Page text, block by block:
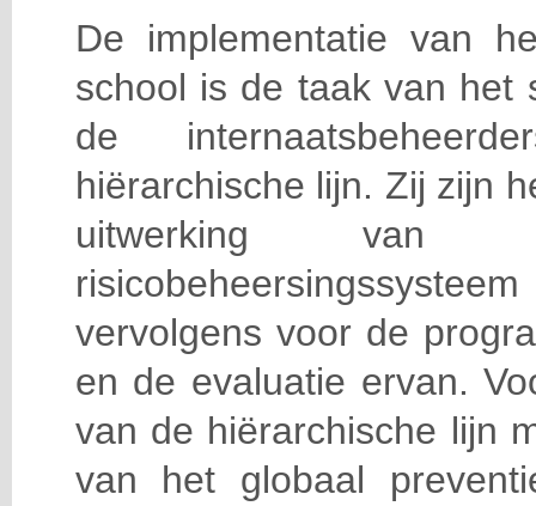
De implementatie van
school is de taak van het
de
hiërarchische lijn. Zij zijn
uitwerking van
vervolgens voor de
en de evaluatie ervan.
van de hiërarchische lijn
van het globaal